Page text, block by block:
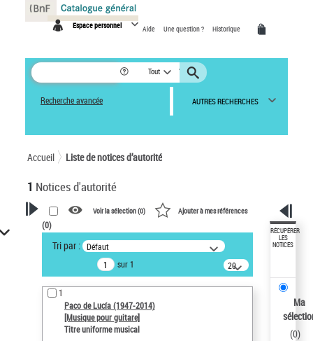
Espace personnel Aide Une question ? Historique
Tout
Recherche avancée AUTRES RECHERCHES
Accueil Liste de notices d’autorité
1 Notices d'autorité
VOTRE RECHERCHE
Recherche avancée dans les
notices d’autorité
Œuvres liées à l'auteur :
Paco de Lucía (1947-2014)
Voir la sélection (0) Ajouter à mes références
(0)
Tri par : Défaut
sur 1
20
résultats/page
1
Paco de Lucía (1947-2014)
[Musique pour guitare]
Titre uniforme musical
RÉCUPÉRER
LES
NOTICES
Ma
(0)
Panneau de gestion des cookies